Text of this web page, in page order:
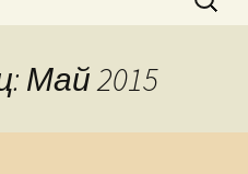
Май 2015